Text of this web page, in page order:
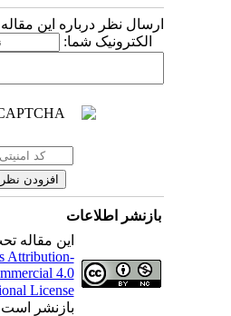
ارسال نظر درباره این مقاله
الکترونیک شما:
بازنشر اطلاعات
این مقاله
Attribution-
4.0
License
بازنشر است.